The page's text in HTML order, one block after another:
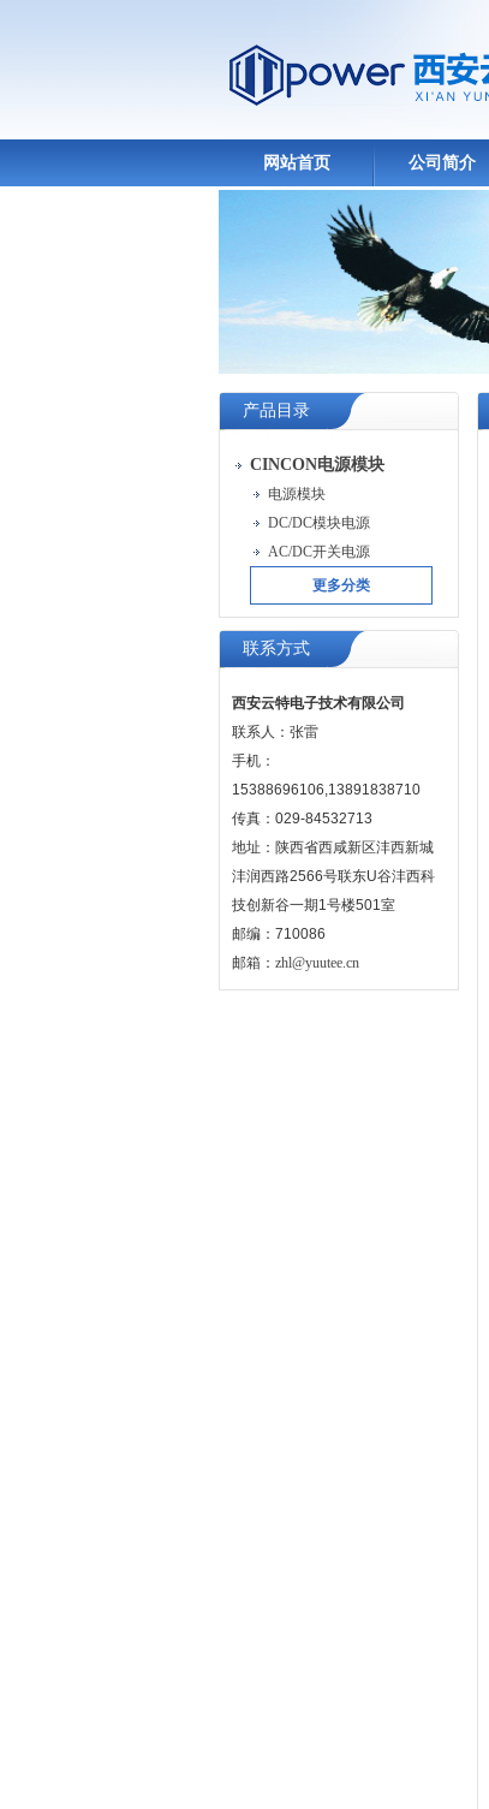
网站首页 公司简介
产品目录
CINCON电源模块
电源模块
DC/DC模块电源
AC/DC开关电源
更多分类
联系方式
西安云特电子技术有限公司
联系人：张雷
手机：
15388696106,13891838710
传真：029-84532713
地址：陕西省西咸新区沣西新城
沣润西路2566号联东U谷沣西科
技创新谷一期1号楼501室
邮编：710086
邮箱： zhl@yuutee.cn